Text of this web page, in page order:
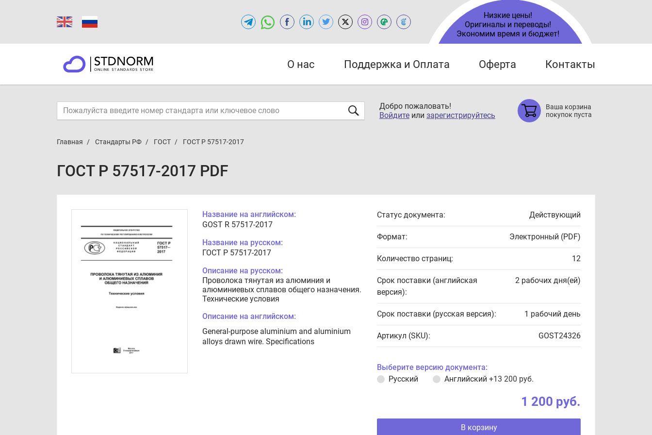
Низкие цены!
Оригиналы и переводы!
Экономим время и бюджет!
О нас Поддержка и Оплата Оферта Контакты
Добро пожаловать!
Войдите или зарегистрируйтесь
Ваша корзина
покупок пуста
Главная Стандарты РФ ГОСТ ГОСТ Р 57517-2017
ГОСТ Р 57517-2017 PDF
Название на английском:
GOST R 57517-2017
Название на русском:
ГОСТ Р 57517-2017
Описание на русском:
Проволока тянутая из алюминия и
алюминиевых сплавов общего назначения.
Технические условия
Описание на английском:
General-purpose aluminium and aluminium
alloys drawn wire. Specifications
Статус документа: Действующий
Формат: Электронный (PDF)
Количество страниц: 12
Срок поставки (английская
версия):
2 рабочих дня(ей)
Срок поставки (русская версия): 1 рабочий день
Артикул (SKU): GOST24326
Выберите версию документа:
Русский
Английский +13 200 руб.
1 200 руб.
В корзину